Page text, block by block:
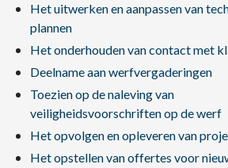
Het uitwerken en aanpassen van
plannen
Het onderhouden van contact met
Deelname aan werfvergaderingen
Toezien op de naleving van
veiligheidsvoorschriften op de werf
Het opvolgen en opleveren van
Het opstellen van offertes voor